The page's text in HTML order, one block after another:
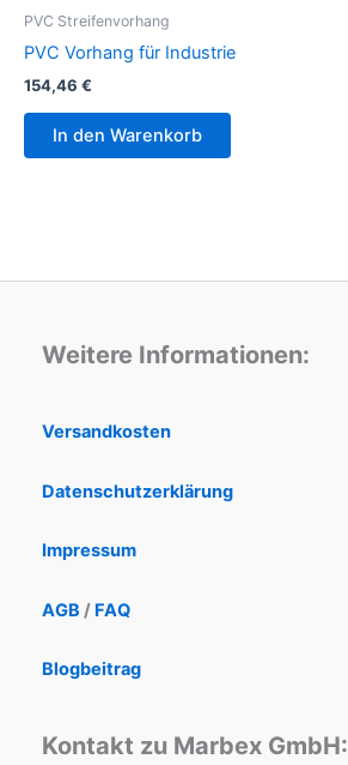
PVC Streifenvorhang
PVC Vorhang für Industrie
154,46 €
In den Warenkorb
Weitere Informationen:
Versandkosten
Datenschutzerklärung
Impressum
AGB / FAQ
Blogbeitrag
Kontakt zu Marbex GmbH: